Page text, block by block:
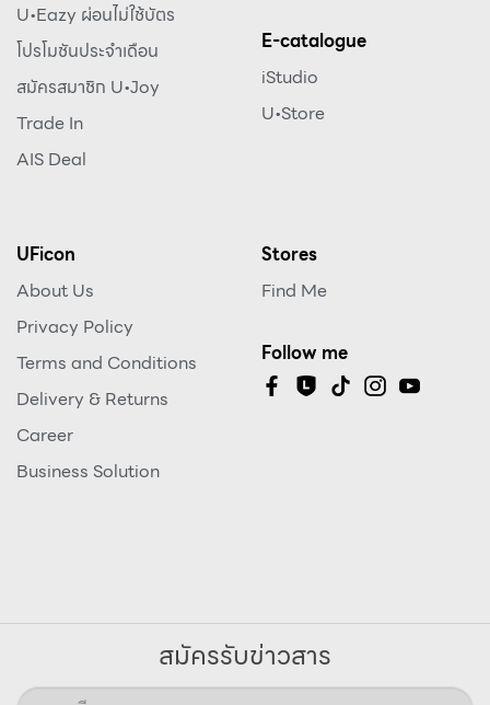
U•Eazy ผ่อนไม่ใช้บัตร
โปรโมชันประจำเดือน
สมัครสมาชิก U•Joy
Trade In
AIS Deal
E-catalogue
iStudio
U•Store
UFicon
About Us
Privacy Policy
Terms and Conditions
Delivery & Returns
Career
Business Solution
Stores
Find Me
Follow me
สมัครรับข่าวสาร